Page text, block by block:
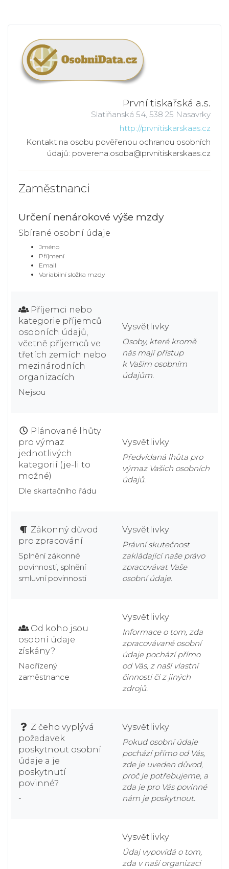
První tiskařská a.s.
Slatiňanská 54, 538 25 Nasavrky
http://prvnitiskarskaas.cz
Kontakt na osobu pověřenou ochranou osobních
údajů: poverena.osoba@prvnitiskarskaas.cz
Zaměstnanci
Určení nenárokové výše mzdy
Sbírané osobní údaje
Jméno
Příjmení
Email
Variabilní složka mzdy
Příjemci nebo
kategorie příjemců
osobních údajů,
včetně příjemců ve
třetích zemích nebo
mezinárodních
organizacích
Nejsou
Vysvětlivky
Osoby, které kromě
nás mají přístup
k Vašim osobním
údajům.
Plánované lhůty
pro výmaz
jednotlivých
kategorií (je-li to
možné)
Dle skartačního řádu
Vysvětlivky
Předvídaná lhůta pro
výmaz Vašich osobních
údajů.
Zákonný důvod
pro zpracování
Splnění zákonné
povinnosti, splnění
smluvní povinnosti
Vysvětlivky
Právní skutečnost
zakládající naše právo
zpracovávat Vaše
osobní údaje.
Od koho jsou
osobní údaje
získány?
Nadřízený
zaměstnance
Vysvětlivky
Informace o tom, zda
zpracovávané osobní
údaje pochází přímo
od Vás, z naší vlastní
činnosti či z jiných
zdrojů.
Z čeho vyplývá
požadavek
poskytnout osobní
údaje a je
poskytnutí
povinné?
-
Vysvětlivky
Pokud osobní údaje
pochází přímo od Vás,
zde je uveden důvod,
proč je potřebujeme, a
zda je pro Vás povinné
nám je poskytnout.
Vysvětlivky
Údaj vypovídá o tom,
zda v naší organizaci